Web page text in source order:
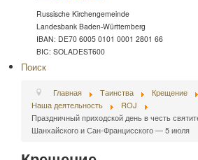
Russische Kirchengemeinde
Landesbank Baden-Württemberg
IBAN: DE70 6005 0101 0001 2801 66
BIC: SOLADEST600
Поиск
Главная Таинства
Крещение
Наша деятельность
ROJ
Праздничный приходской день в честь
Шанхайского и Сан-Францисского — 5 июля